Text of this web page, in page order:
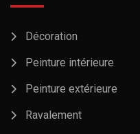
Décoration
Peinture intérieure
Peinture extérieure
Ravalement